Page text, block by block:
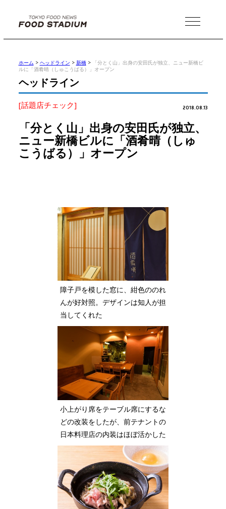
MENU
ホーム > ヘッドライン > 新橋>
「分とく山」出身の安田氏が独立、ニュー新橋ビ
ルに「酒肴晴（しゅこうばる）」オープン
ヘッドライン
[話題店チェック] 2018.08.13
「分とく山」出身の安田氏が独立、
ニュー新橋ビルに「酒肴晴（しゅ
こうばる）」オープン
障子戸を模した窓に、紺色ののれ
んが好対照。デザインは知人が担
当してくれた
小上がり席をテーブル席にするな
どの改装をしたが、前テナントの
日本料理店の内装はほぼ活かした